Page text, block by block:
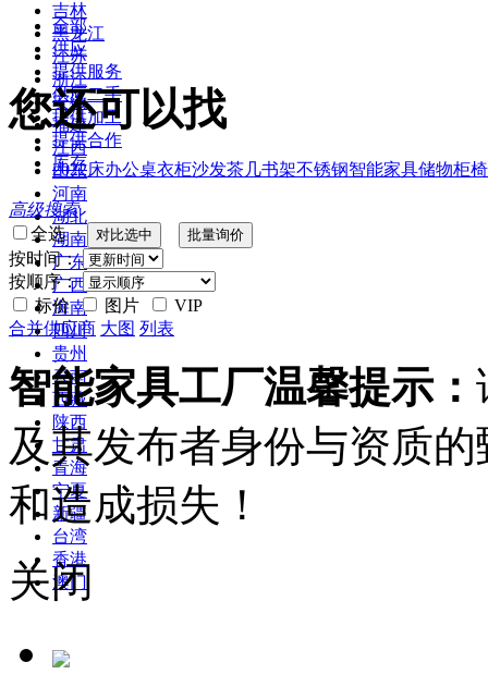
吉林
黑龙江
江苏
浙江
安徽
福建
江西
山东
河南
湖北
湖南
广东
广西
海南
四川
贵州
云南
西藏
陕西
甘肃
青海
宁夏
新疆
台湾
香港
澳门
全部
供应
提供服务
供应二手
提供加工
提供合作
库存
您还可以找
2022床办公桌衣柜沙发茶几书架不锈钢智能家具储物柜
高级搜索
全选
按时间：
按顺序：
标价
图片
VIP
合并供应商 大图 列表
智能家具工厂温馨提示：
及其发布者身份与资质
和造成损失！
关闭